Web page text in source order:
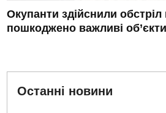
Окупанти здійснили обстріл
пошкоджено важливі
Останні новини